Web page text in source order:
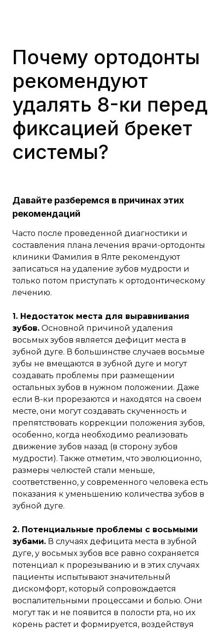
Почему ортодонты
рекомендуют
удалять 8-ки перед
фиксацией брекет
системы?
Давайте разберемся в причинах этих
рекомендаций
Часто после проведенной диагностики и
составления плана лечения врачи-ортодонты
клиники Фамилия в Ялте рекомендуют
записаться на удаление зубов мудрости и
только потом приступать к ортодонтическому
лечению.
1. Недостаток места для выравнивания
зубов. Основной причиной удаления
восьмых зубов является дефицит места в
зубной дуге. В большинстве случаев восьмые
зубы не вмещаются в зубной дуге и могут
создавать проблемы при размещении
остальных зубов в нужном положении. Даже
если 8-ки прорезаются и находятся на своем
месте, они могут создавать скученность и
препятствовать коррекции положения зубов,
особенно, когда необходимо реализовать
движение зубов назад (в сторону зубов
мудрости). Также отметим, что эволюционно,
размеры челюстей стали меньше,
соответственно, у современного человека есть
показания к уменьшению количества зубов в
зубной дуге.
2. Потенциальные проблемы с восьмыми
зубами. В случаях дефицита места в зубной
дуге, у восьмых зубов все равно сохраняется
потенциал к прорезыванию и в этих случаях
пациенты испытывают значительный
дискомфорт, который сопровождается
воспалительными процессами и болью. Они
могут так и не появится в полости рта, но их
корень растет и формируется, воздействуя